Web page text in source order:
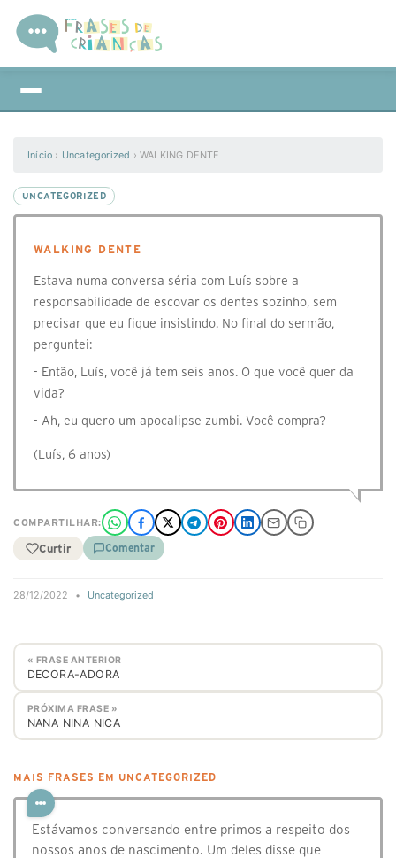
Início › Uncategorized ›WALKING DENTE
UNCATEGORIZED
WALKING DENTE
⁣Estava numa conversa séria com Luís sobre a
responsabilidade de escovar os dentes sozinho, sem
precisar que eu fique insistindo. No final do sermão,
perguntei:
- Então, Luís, você já tem seis anos. O que você quer da
vida?
- Ah, eu quero um apocalipse zumbi. Você compra?
(Luís, 6 anos)
COMPARTILHAR:
Curtir Comentar
28/12/2022 • Uncategorized
« FRASE ANTERIOR
DECORA-ADORA
PRÓXIMA FRASE »
NANA NINA NICA
MAIS FRASES EM UNCATEGORIZED
Estávamos conversando entre primos a respeito dos
nossos anos de nascimento. Um deles disse que